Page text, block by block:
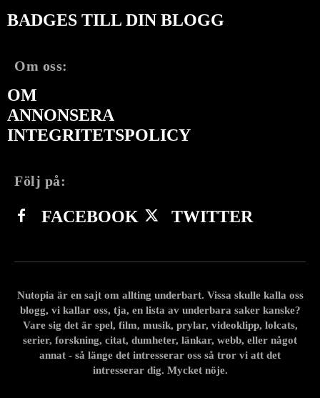
BADGES TILL DIN BLOGG
Om oss:
OM
ANNONSERA
INTEGRITETSPOLICY
Följ på:
FACEBOOK TWITTER
Nutopia är en sajt om allting underbart. Vissa skulle kalla oss
blogg, vi kallar oss, tja, en lista av underbara saker kanske?
Vare sig det är spel, film, musik, prylar, videoklipp, lolcats,
serier, forskning, citat, dumheter, länkar, webb, eller något
annat - så länge det intresserar oss så tror vi att det
intresserar dig. Mycket nöje.